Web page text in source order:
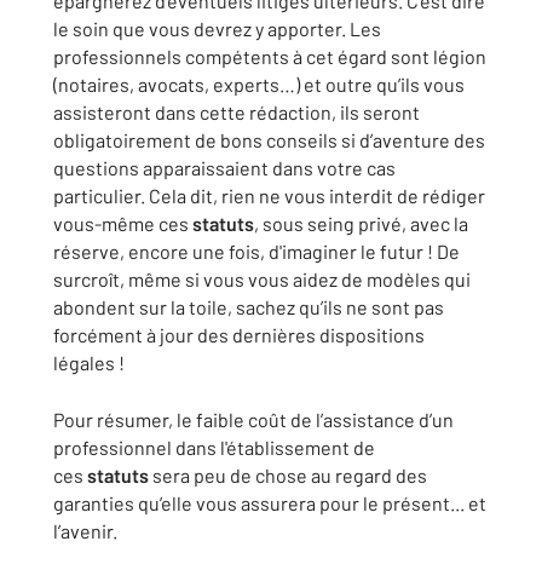
le soin que vous devrez y apporter. Les
professionnels compétents à cet égard sont légion
(notaires, avocats, experts…) et outre qu’ils vous
assisteront dans cette rédaction, ils seront
obligatoirement de bons conseils si d’aventure des
questions apparaissaient dans votre cas
particulier. Cela dit, rien ne vous interdit de rédiger
vous-même ces statuts, sous seing privé, avec la
réserve, encore une fois, d'imaginer le futur ! De
surcroît, même si vous vous aidez de modèles qui
abondent sur la toile, sachez qu’ils ne sont pas
forcément à jour des dernières dispositions
légales !
Pour résumer, le faible coût de l’assistance d’un
professionnel dans l'établissement de
ces statuts sera peu de chose au regard des
garanties qu’elle vous assurera pour le présent... et
l’avenir.